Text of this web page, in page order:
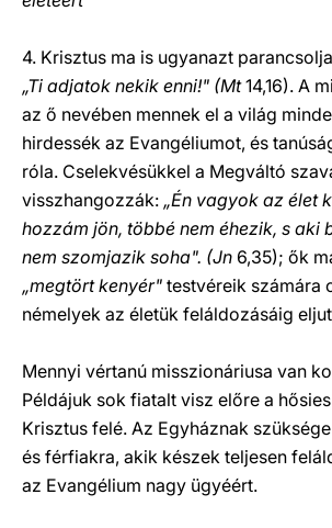
4. Krisztus ma is ugyanazt
„Ti adjatok nekik enni!" (Mt14,16). A
az ő nevében mennek el a világ
hirdessék az Evangéliumot, és
róla. Cselekvésükkel a Megváltó
visszhangozzák: „Én vagyok az élet
hozzám jön, többé nem éhezik, s aki
nem szomjazik soha". (Jn 6,35); ők
„megtört kenyér" testvéreik számára
némelyek az életük feláldozásáig
Mennyi vértanú misszionáriusa van
Példájuk sok fiatalt visz előre a
Krisztus felé. Az Egyháznak
és férfiakra, akik készek teljesen
az Evangélium nagy ügyéért.